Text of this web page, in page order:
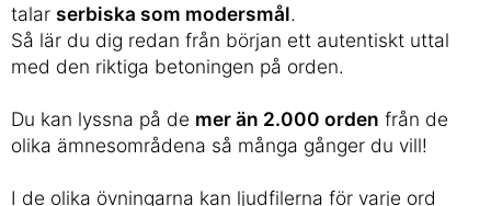
talar serbiska som modersmål.
Så lär du dig redan från början ett autentiskt uttal
med den riktiga betoningen på orden.
Du kan lyssna på de mer än 2.000 orden från de
olika ämnesområdena så många gånger du vill!
I de olika övningarna kan ljudfilerna för varje ord